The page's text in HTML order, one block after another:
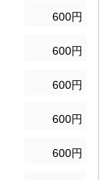
600円
600円
600円
600円
600円